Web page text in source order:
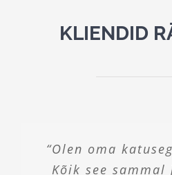
KLIENDID
“Olen oma
Kõik see
“Mulle eriti
meeskonnatöö.
“Kontori esised
pärast Clean